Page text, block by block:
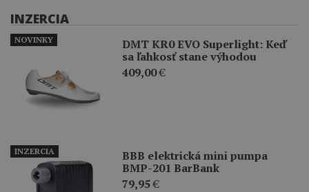
INZERCIA
DMT KR0 EVO Superlight: Keď
sa ľahkosť stane výhodou
409,00€
NOVINKY
BBB elektrická mini pumpa
BMP-201 BarBank
79,95€
INZERCIA